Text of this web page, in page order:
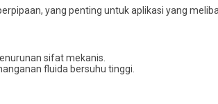
yang penting untuk aplikasi yang
sifat mekanis.
fluida bersuhu tinggi.